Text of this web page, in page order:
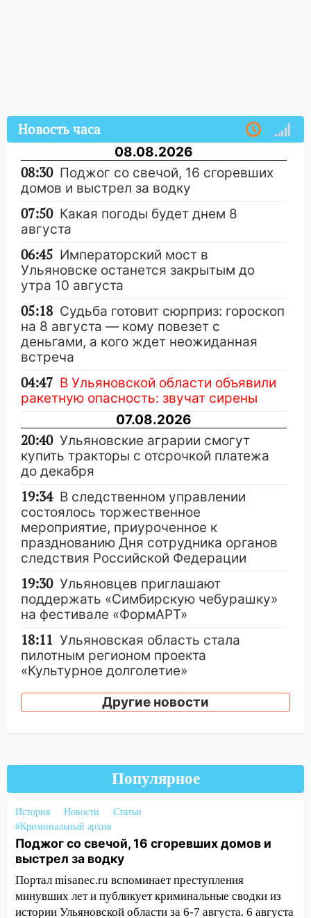
Новость часа
08.08.2026
08:30 Поджог со свечой, 16 сгоревших
домов и выстрел за водку
07:50 Какая погоды будет днем 8
августа
06:45 Императорский мост в
Ульяновске останется закрытым до
утра 10 августа
05:18 Судьба готовит сюрприз: гороскоп
на 8 августа — кому повезет с
деньгами, а кого ждет неожиданная
встреча
04:47 В Ульяновской области объявили
ракетную опасность: звучат сирены
07.08.2026
20:40 Ульяновские аграрии смогут
купить тракторы с отсрочкой платежа
до декабря
19:34 В следственном управлении
состоялось торжественное
мероприятие, приуроченное к
празднованию Дня сотрудника органов
следствия Российской Федерации
19:30 Ульяновцев приглашают
поддержать «Симбирскую чебурашку»
на фестивале «ФормАРТ»
18:11 Ульяновская область стала
пилотным регионом проекта
«Культурное долголетие»
17:16 В реанимацию Ульяновской
областной больницы поступили шесть
ремонтируют дороги, ставят остановки
и проводят новое освещение
16:35
В Ульяновске установили ещё
девять бункеров для крупногабаритного
мусора
16:26 В Ульяновске бесплатно покажут
матч «Волги» под открытым небом
16:12 В Ульяновском госуниверситете
Другие новости
Популярное
История Новости
Статьи
#Криминальный архив
Поджог со свечой, 16 сгоревших домов и
выстрел за водку
Портал misanec.ru вспоминает преступления
минувших лет и публикует криминальные сводки из
истории Ульяновской области за 6-7 августа. 6 августа